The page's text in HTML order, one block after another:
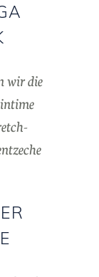
wir die